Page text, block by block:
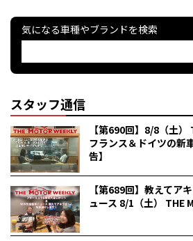
気になる車種やブランドを検索
スタッフ通信
【第690回】8/8（土）
フランス＆ドイツの新
告】
【第689回】教えてア
ュース 8/1（土） THE